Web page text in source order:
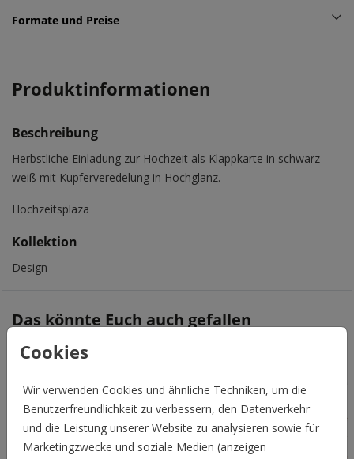
Cookies
Wir verwenden Cookies und ähnliche Techniken, um die
Benutzerfreundlichkeit zu verbessern, den Datenverkehr
und die Leistung unserer Website zu analysieren sowie für
Marketingzwecke und soziale Medien (anzeigen
Formate und Preise
Produktinformationen
Beschreibung
Herbstliche Einladung zur Hochzeit als Klappkarte in schwarz
weiß mit Kupferveredelung in Hochglanz.
Hochzeitsplaza
Kollektion
Design
Das könnte Euch auch gefallen